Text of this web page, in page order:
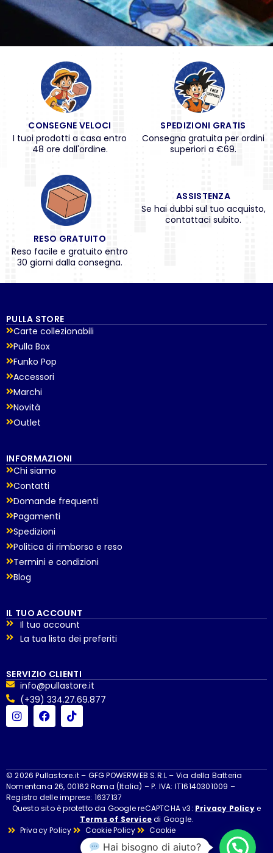
CONSEGNE VELOCI
I tuoi prodotti a casa entro
48 ore dall'ordine.
SPEDIZIONI GRATIS
Consegna gratuita per ordini
superiori a €69.
RESO GRATUITO
Reso facile e gratuito entro
30 giorni dalla consegna.
ASSISTENZA
Se hai dubbi sul tuo acquisto,
contattaci subito.
PULLA STORE
Carte collezionabili
Pulla Box
Funko Pop
Accessori
Marchi
Novità
Outlet
INFORMAZIONI
Chi siamo
Contatti
Domande frequenti
Pagamenti
Spedizioni
Politica di rimborso e reso
Termini e condizioni
Blog
IL TUO ACCOUNT
Il tuo account
La tua lista dei preferiti
SERVIZIO CLIENTI
info@pullastore.it
(+39) 334.27.69.877
© 2026 Pullastore.it – GFG POWERWEB S.R.L – Via della Batteria
Nomentana 26, 00162 Roma (Italia) – P. IVA: IT16140301009 –
Registro delle imprese: 1637137
Questo sito è protetto da Google reCAPTCHA v3: Privacy Policye
Terms of Servicedi Google.
Privacy Policy
Cookie Policy Cookie
Hai bisogno di aiuto?